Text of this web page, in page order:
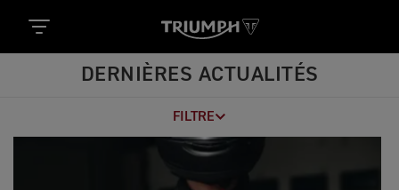
DERNIÈRES ACTUALITÉS
FILTRE